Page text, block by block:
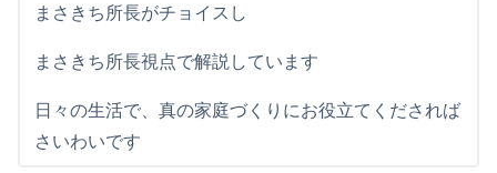
まさきち所長がチョイスし
まさきち所長視点で解説しています
日々の生活で、真の家庭づくりにお役立てくだされば
さいわいです